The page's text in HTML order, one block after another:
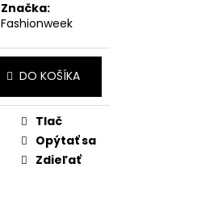
Značka:
Fashionweek
DO KOŠÍKA
Tlač
Opýtať sa
Zdieľať